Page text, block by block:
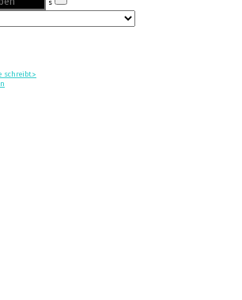
s
schreibt>